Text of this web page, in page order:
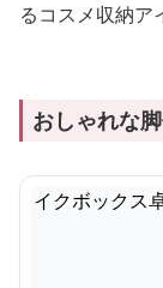
るコスメ収納ア
おしゃれな